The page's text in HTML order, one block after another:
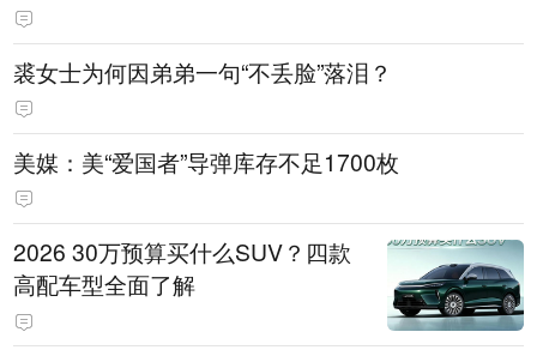
裘女士为何因弟弟一句“不丢脸”落泪？
美媒：美“爱国者”导弹库存不足1700枚
2026 30万预算买什么SUV？四款
高配车型全面了解